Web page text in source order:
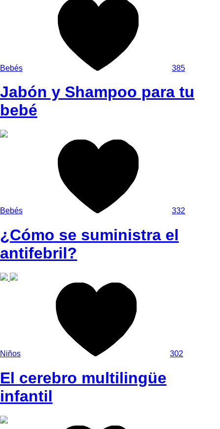
Bebés 385
Jabón y Shampoo para tu
bebé
Bebés 332
¿Cómo se suministra el
antifebril?
Niños 302
El cerebro multilingüe
infantil